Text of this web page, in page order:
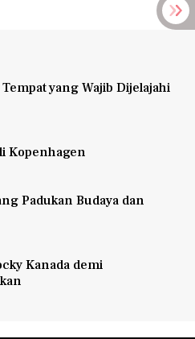
yang Wajib Dijelajahi
Kopenhagen
Padukan Budaya dan
Kanada demi